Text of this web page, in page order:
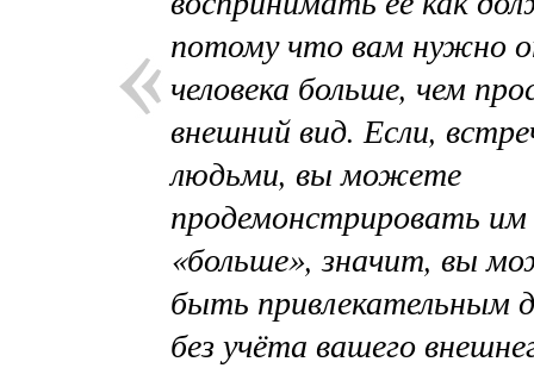
потому что вам нужно
человека больше, чем
внешний вид. Если,
людьми, вы можете
продемонстрировать им
«больше», значит, вы
быть привлекательным
без учёта вашего